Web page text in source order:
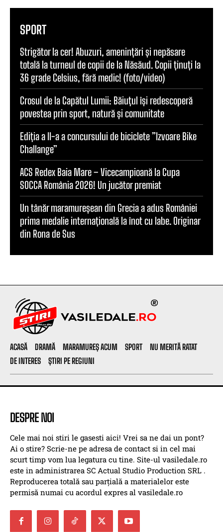
SPORT
Strigător la cer! Abuzuri, amenințări și nepăsare
totală la turneul de copii de la Năsăud. Copii ținuți la
36 grade Celsius, fără medic! (foto/video)
Crosul de la Capătul Lumii: Băiuțul își redescoperă
povestea prin sport, natură și comunitate
Ediția a II-a a concursului de biciclete ”Izvoare Bike
Challange”
ACS Redex Baia Mare – Vicecampioană la Cupa
SOCCA România 2026! Un jucător premiat
Un tânăr maramureșean din Grecia a adus României
prima medalie internațională la înot cu labe. Originar
din Rona de Sus
ACASĂ DRAMĂ MARAMUREȘ ACUM SPORT
NU MERITĂ RATAT
DE INTERES
ȘTIRI PE REGIUNI
DESPRE NOI
Cele mai noi stiri le gasesti aici! Vrei sa ne dai un pont?
Ai o stire? Scrie-ne pe adresa de contact si in cel mai
scurt timp vom lua legatura cu tine. Site-ul vasiledale.ro
este in administrarea SC Actual Studio Production SRL .
Reproducerea totală sau parțială a materialelor este
permisă numai cu acordul expres al vasiledale.ro